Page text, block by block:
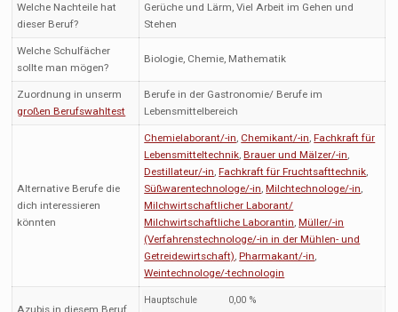
Welche Nachteile hat
dieser Beruf?
Gerüche und Lärm, Viel Arbeit im Gehen und
Stehen
Welche Schulfächer
sollte man mögen?
Biologie, Chemie, Mathematik
Zuordnung in unserm
großen Berufswahltest
Berufe in der Gastronomie/ Berufe im
Lebensmittelbereich
Alternative Berufe die
dich interessieren
könnten
Chemielaborant/-in, Chemikant/-in,Fachkraft für
Lebensmitteltechnik,Brauer und Mälzer/-in,
Destillateur/-in,Fachkraft für Fruchtsafttechnik,
Süßwarentechnologe/-in,Milchtechnologe/-in,
Milchwirtschaftlicher Laborant/
Milchwirtschaftliche Laborantin,Müller/-in
(Verfahrenstechnologe/-in in der Mühlen- und
Getreidewirtschaft),Pharmakant/-in,
Weintechnologe/-technologin
Azubis in diesem Beruf
Hauptschule
0,00 %